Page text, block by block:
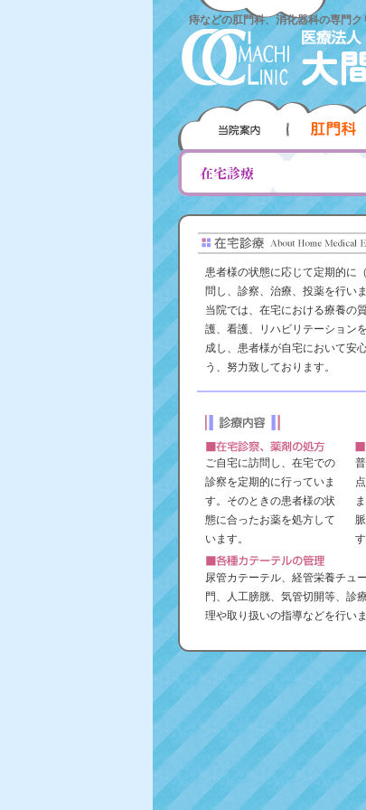
痔などの肛門科、消化器科の専門
患者様の状態に応じて定期的に
問し、診察、治療、投薬を行いま
当院では、在宅における療養の
護、看護、リハビリテーション
成し、患者様が自宅において安
う、努力致しております。
ご自宅に訪問し、在宅での
診察を定期的に行っていま
す。そのときの患者様の状
態に合ったお薬を処方して
います。
す
尿管カテーテル、経管栄養チュ
門、人工膀胱、気管切開等、診
理や取り扱いの指導などを行いま